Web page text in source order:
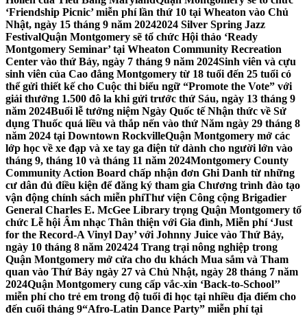
‘Friendship Picnic’ miễn phí lần thứ 10 tại Wheaton vào Chủ
Nhật, ngày 15 tháng 9 năm 20242024 Silver Spring Jazz
FestivalQuận Montgomery sẽ tổ chức Hội thảo ‘Ready
Montgomery Seminar’ tại Wheaton Community Recreation
Center vào thứ Bảy, ngày 7 tháng 9 năm 2024Sinh viên và cựu
sinh viên của Cao đẳng Montgomery từ 18 tuổi đến 25 tuổi có
thể gửi thiết kế cho Cuộc thi biểu ngữ “Promote the Vote” với
giải thưởng 1.500 đô la khi gửi trước thứ Sáu, ngày 13 tháng 9
năm 2024Buổi lễ tưởng niệm Ngày Quốc tế Nhận thức về Sử
dụng Thuốc quá liều và thắp nến vào thứ Năm ngày 29 tháng 8
năm 2024 tại Downtown RockvilleQuận Montgomery mở các
lớp học về xe đạp và xe tay ga điện tử dành cho người lớn vào
tháng 9, tháng 10 và tháng 11 năm 2024Montgomery County
Community Action Board chấp nhận đơn Ghi Danh từ những
cư dân đủ điều kiện để đăng ký tham gia Chương trình đào tạo
vận động chính sách miễn phíThư viện Công cộng Brigadier
General Charles E. McGee Library trọng Quận Montgomery tổ
chức Lễ hội Âm nhạc Thân thiện với Gia đình, Miễn phí ‘Just
for the Record-A Vinyl Day’ với Johnny Juice vào Thứ Bảy,
ngày 10 tháng 8 năm 202424 Trang trại nông nghiệp trong
Quận Montgomery mở cửa cho du khách Mua sắm và Tham
quan vào Thứ Bảy ngày 27 và Chủ Nhật, ngày 28 tháng 7 năm
2024Quận Montgomery cung cấp vắc-xin ‘Back-to-School’’
miễn phí cho trẻ em trong độ tuổi đi học tại nhiều địa điểm cho
đến cuối tháng 9“Afro-Latin Dance Party” miễn phí tại